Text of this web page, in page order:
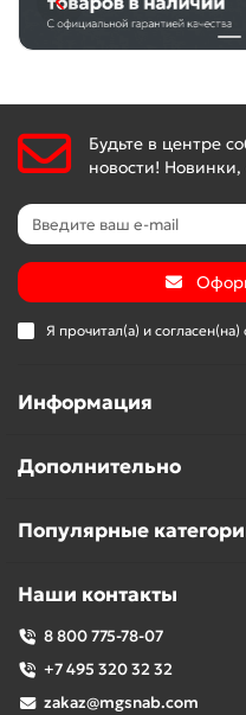
Будьте в центре
новости!
Я прочитал(а) и
Информация
Дополнительно
Популярные
Наши контакты
8 800 775-78-07
+7 495 320 32 32
zakaz@mgsnab.com